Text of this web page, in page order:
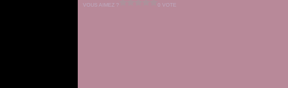
VOUS AIMEZ ? 0 VOTE